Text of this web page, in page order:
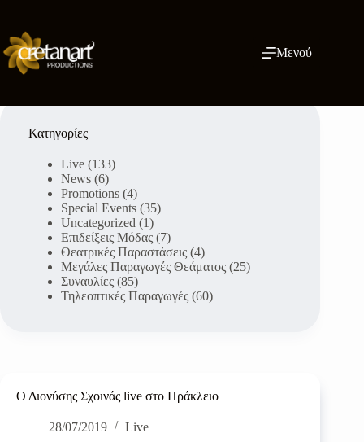
περιεχόμενο
Μενού
Ο Διονύσης Σχοινάς live στο Ηράκλειο
28/07/2019 Live
Κατηγορίες
Live (133)
News (6)
Promotions (4)
Special Events (35)
Uncategorized (1)
Επιδείξεις Μόδας (7)
Θεατρικές Παραστάσεις (4)
Μεγάλες Παραγωγές Θεάματος (25)
Συναυλίες (85)
Τηλεοπτικές Παραγωγές (60)